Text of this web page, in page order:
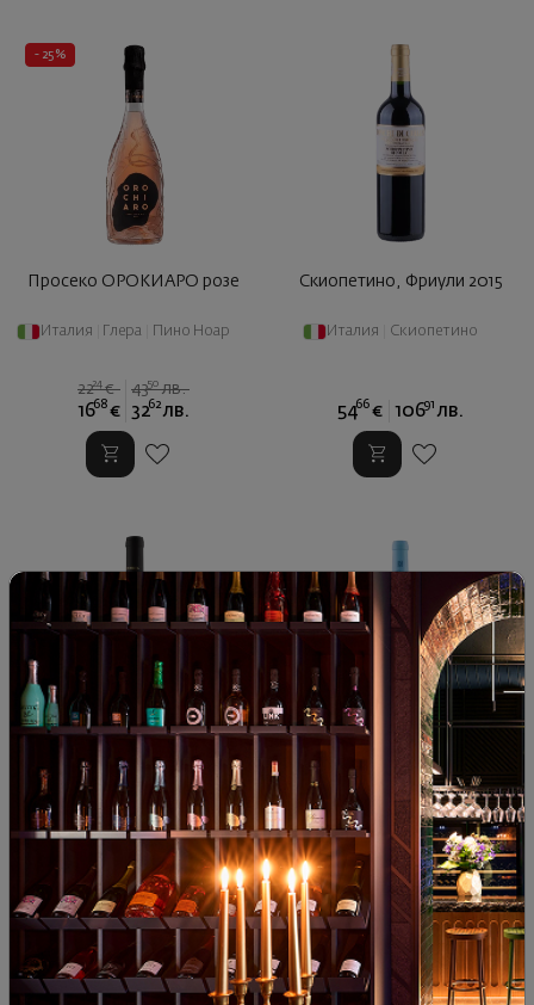
- 25%
Просеко ОРОКИАРО розе
Италия Глера Пино Ноар
2224 € 4350 лв.
1668 € 3262 лв.
Скиопетино, Фриули 2015
Италия Скиопетино
5466 € 10691 лв.
Торнамира 2016
Италия | Каберне Совиньон
31 65 € 6190 лв.
Грауер Бургундер (Пино Гри)
Трокен 2021
Германия | Пино Гри
2122 41 50 лв.